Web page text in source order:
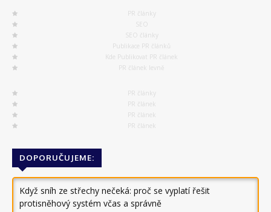
PR články
SEO
SEO články
Publikace PR článků
Kde Publikovat PR článek
PR článek levně
PR články
PR článek
PR článek
PR článek
DOPORUČUJEME:
Když sníh ze střechy nečeká: proč se vyplatí řešit
protisněhový systém včas a správně